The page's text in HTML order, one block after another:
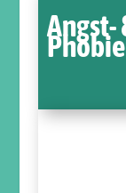
Angst-